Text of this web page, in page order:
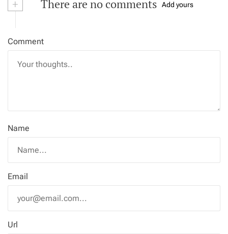
+ There are no comments Add yours
Comment
Name
Email
Url